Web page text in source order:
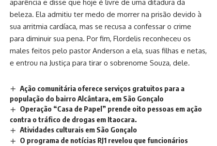
aparência e disse que hoje é livre de uma ditadura da
beleza. Ela admitiu ter medo de morrer na prisão devido à
sua arritmia cardíaca, mas se recusa a confessar o crime
para diminuir sua pena. Por fim, Flordelis reconheceu os
males feitos pelo pastor Anderson a ela, suas filhas e netas,
e entrou na Justiça para tirar o sobrenome Souza, dele.
Ação comunitária oferece serviços gratuitos para a
população do bairro Alcântara, em São Gonçalo
Operação “Casa de Papel” prende oito pessoas em ação
contra o tráfico de drogas em Itaocara.
Atividades culturais em São Gonçalo
O programa de notícias RJ1 revelou que funcionários